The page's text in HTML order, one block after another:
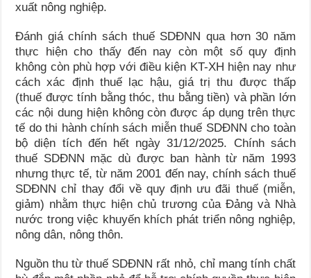
xuất nông nghiệp.
Đánh giá chính sách thuế SDĐNN qua hơn 30 năm
thực hiện cho thấy đến nay còn một số quy định
không còn phù hợp với điều kiện KT-XH hiện nay như
cách xác định thuế lạc hậu, giá trị thu được thấp
(thuế được tính bằng thóc, thu bằng tiền) và phần lớn
các nội dung hiện không còn được áp dụng trên thực
tế do thi hành chính sách miễn thuế SDĐNN cho toàn
bộ diện tích đến hết ngày 31/12/2025. Chính sách
thuế SDĐNN mặc dù được ban hành từ năm 1993
nhưng thực tế, từ năm 2001 đến nay, chính sách thuế
SDĐNN chỉ thay đổi về quy định ưu đãi thuế (miễn,
giảm) nhằm thực hiện chủ trương của Đảng và Nhà
nước trong việc khuyến khích phát triển nông nghiệp,
nông dân, nông thôn.
Nguồn thu từ thuế SDĐNN rất nhỏ, chỉ mang tính chất